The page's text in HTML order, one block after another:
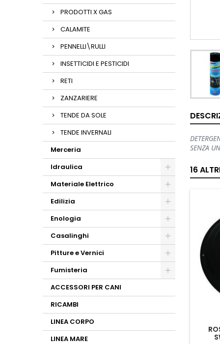
PRODOTTI X GAS
CALAMITE
PENNELLI\RULLI
INSETTICIDI E PESTICIDI
RETI
ZANZARIERE
TENDE DA SOLE
TENDE INVERNALI
Merceria
Idraulica
Materiale Elettrico
Edilizia
Enologia
Casalinghi
Pitture e Vernici
Fumisteria
ACCESSORI PER CANI
RICAMBI
LINEA CORPO
LINEA MARE
SENZA
16